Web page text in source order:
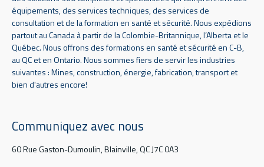
équipements, des services techniques, des services de
consultation et de la formation en santé et sécurité. Nous expédions
partout au Canada à partir de la Colombie-Britannique, l’Alberta et le
Québec. Nous offrons des formations en santé et sécurité en C-B,
au QC et en Ontario. Nous sommes fiers de servir les industries
suivantes : Mines, construction, énergie, fabrication, transport et
bien d'autres encore!
Communiquez avec nous
60 Rue Gaston-Dumoulin, Blainville, QC J7C 0A3